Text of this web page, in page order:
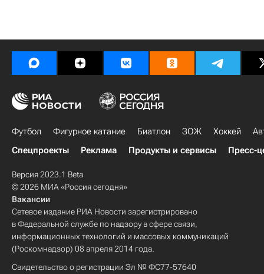
Футбол Фигурное катание Биатлон ЗОЖ Хоккей
Спецпроекты
Реклама Продукты и сервисы Пресс-
Версия 2023.1 Beta
© 2026 МИА «Россия сегодня»
Вакансии
Сетевое издание РИА Новости зарегистрировано
в Федеральной службе по надзору в сфере связи,
информационных технологий и массовых коммуникаций
(Роскомнадзор) 08 апреля 2014 года.
Свидетельство о регистрации Эл № ФС77-57640